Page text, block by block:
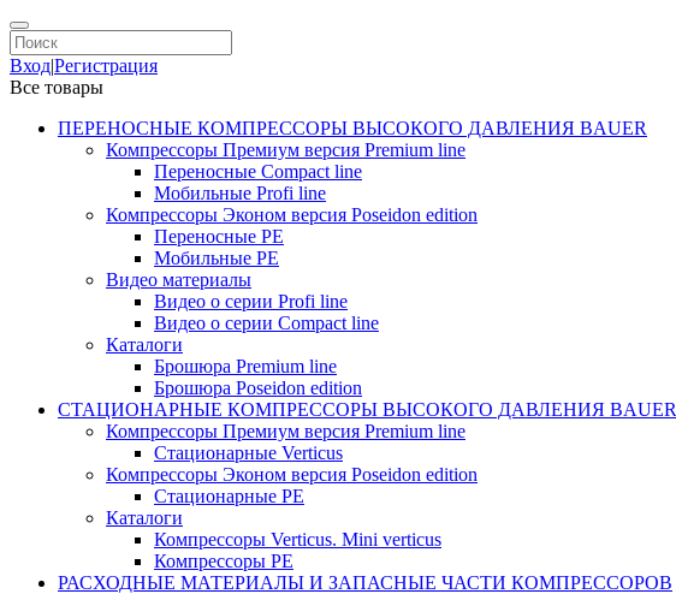
Вход|Регистрация
Все товары
ПЕРЕНОСНЫЕ КОМПРЕССОРЫ ВЫСОКОГО ДАВЛЕНИЯ BAUER
Компрессоры Премиум версия Premium line
Переносные Compact line
Мобильные Profi line
Компрессоры Эконом версия Poseidon edition
Переносные PE
Мобильные PE
Видео материалы
Видео о серии Profi line
Видео о серии Compact line
Каталоги
Брошюра Premium line
Брошюра Poseidon edition
СТАЦИОНАРНЫЕ КОМПРЕССОРЫ ВЫСОКОГО ДАВЛЕНИЯ BAUER
Компрессоры Премиум версия Premium line
Стационарные Verticus
Компрессоры Эконом версия Poseidon edition
Стационарные PE
Каталоги
Компрессоры Verticus. Mini verticus
Компрессоры PE
РАСХОДНЫЕ МАТЕРИАЛЫ И ЗАПАСНЫЕ ЧАСТИ КОМПРЕССОРОВ